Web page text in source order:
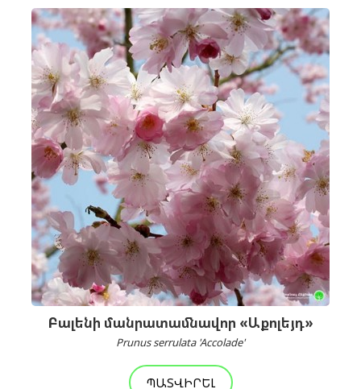
Բալենի մանրատամնավոր «Աքոլեյդ»
Prunus serrulata 'Accolade'
ՊԱՏՎԻՐԵԼ